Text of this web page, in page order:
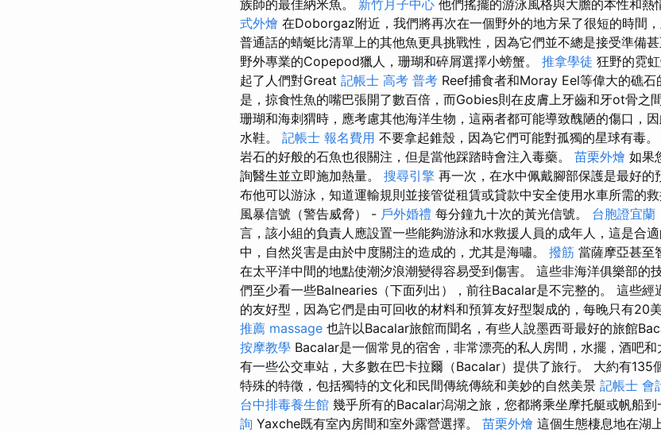
族師的最佳納米魚。 新竹月子中心 他們搖擺的游泳風格與大膽的本性和熱
式外燴 在Doborgaz附近，我們將再次在一個野外的地方呆了很短的時間，
普通話的蜻蜓比清單上的其他魚更具挑戰性，因為它們並不總是接受準備甚
野外專業的Copepod獵人，珊瑚和碎屑選擇小螃蟹。 推拿學徒 狂野的霓
起了人們對Great 記帳士 高考 普考 Reef捕食者和Moray Eel等偉大的礁石
是，掠食性魚的嘴巴張開了數百倍，而Gobies則在皮膚上牙齒和牙ot骨之
珊瑚和海刺猬時，應考慮其他海洋生物，這兩者都可能導致醜陋的傷口，
水鞋。 記帳士 報名費用 不要拿起錐殼，因為它們可能對孤獨的星球有毒。
岩石的好般的石魚也很關注，但是當他踩踏時會注入毒藥。 苗栗外燴 如果
詢醫生並立即施加熱量。 搜尋引擎 再一次，在水中佩戴腳部保護是最好
布他可以游泳，知道運輸規則並接管從租賃或貸款中安全使用水車所需的救
風暴信號（警告威脅） - 戶外婚禮 每分鐘九十次的黃光信號。 台胞證宜蘭
言，該小組的負責人應設置一些能夠游泳和水救援人員的成年人，這是合
中，自然災害是由於中度關注的造成的，尤其是海嘯。 撥筋 當薩摩亞甚至
在太平洋中間的地點使潮汐浪潮變得容易受到傷害。 這些非海洋俱樂部的
們至少看一些Balnearies（下面列出），前往Bacalar是不完整的。 這些經
的友好型，因為它們是由可回收的材料和預算友好型製成的，每晚只有20
推薦 massage 也許以Bacalar旅館而聞名，有些人說墨西哥最好的旅館
按摩教學 Bacalar是一個常見的宿舍，非常漂亮的私人房間，水擺，酒吧和
有一些公交車站，大多數在巴卡拉爾（Bacalar）提供了旅行。 大約有135
特殊的特徵，包括獨特的文化和民間傳統傳統和美妙的自​​然美景 記帳士 會
台中排毒養生館 幾乎所有的Bacalar潟湖之旅，您都將乘坐摩托艇或帆船到
詢 Yaxche既有室內房間和室外露營選擇。 苗栗外燴 這個生態棲息地在湖